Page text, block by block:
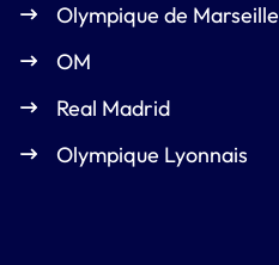
Olympique de Marseille
OM
Real Madrid
Olympique Lyonnais